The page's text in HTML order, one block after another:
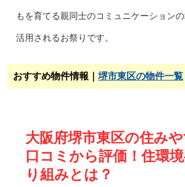
もを育てる親同士のコミュニケーション
活用されるお祭りです。
おすすめ物件情報｜ 堺市東区の物件一覧
大阪府堺市東区の住み
口コミから評価！住環
り組みとは？